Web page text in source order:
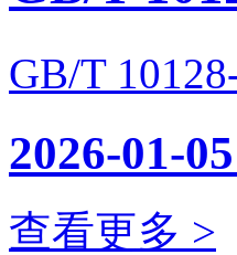
GB/T
2026-01-
查看更多 >